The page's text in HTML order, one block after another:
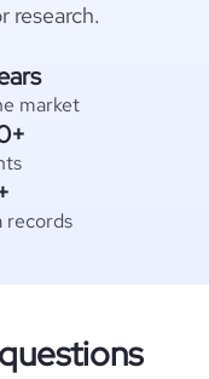
research.
market
records